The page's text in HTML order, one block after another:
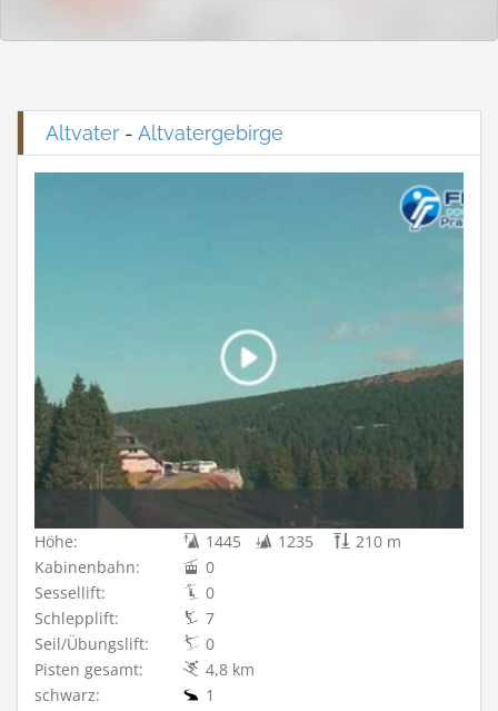
Altvater - Altvatergebirge
Höhe: 1445 1235
210 m
Kabinenbahn:
0
Sessellift:
0
Schlepplift:
7
Seil/Übungslift:
0
Pisten gesamt:
4,8 km
schwarz:
1